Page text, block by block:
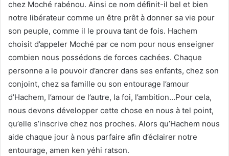
chez Moché rabénou. Ainsi ce nom définit-il bel et bien
notre libérateur comme un être prêt à donner sa vie pour
son peuple, comme il le prouva tant de fois. Hachem
choisit d’appeler Moché par ce nom pour nous enseigner
combien nous possédons de forces cachées. Chaque
personne a le pouvoir d’ancrer dans ses enfants, chez son
conjoint, chez sa famille ou son entourage l’amour
d’Hachem, l’amour de l’autre, la foi, l’ambition…Pour cela,
nous devons développer cette chose en nous à tel point,
qu’elle s’inscrive chez nos proches. Alors qu’Hachem nous
aide chaque jour à nous parfaire afin d’éclairer notre
entourage, amen ken yéhi ratson.